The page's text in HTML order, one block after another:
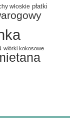
włoskie płatki
wiórki kokosowe